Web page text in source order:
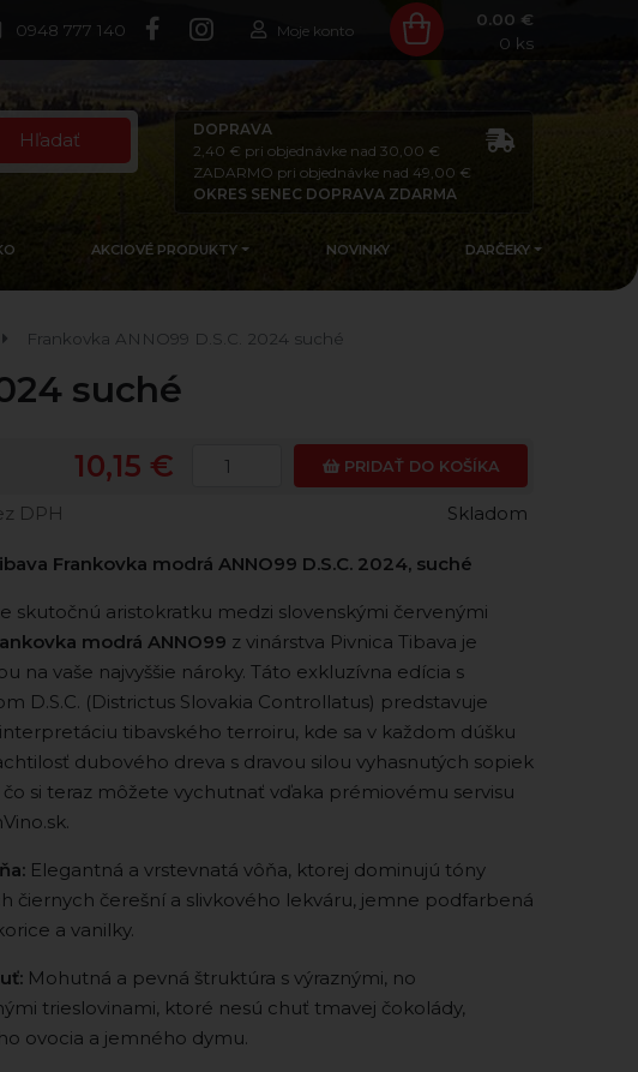
0948 777 140 Moje konto
0.00 €
0 ks
Hľadať
DOPRAVA
2,40 € pri objednávke nad 30,00 €
ZADARMO pri objednávke nad 49,00 €
OKRES SENEC DOPRAVA ZDARMA
AKCIOVÉ PRODUKTY NOVINKY DARČEKY
Frankovka ANNO99 D.S.C. 2024 suché
suché
10,15 €
DPH
PRIDAŤ DO KOŠÍKA
Skladom
Frankovka modrá ANNO99 D.S.C. 2024, suché
skutočnú aristokratku medzi slovenskými červenými
modrá ANNO99 z vinárstva Pivnica Tibava je
na vaše najvyššie nároky. Táto exkluzívna edícia s
D.S.C. (Districtus Slovakia Controllatus) predstavuje
tibavského terroiru, kde sa v každom dúšku
dubového dreva s dravou silou vyhasnutých sopiek
si teraz môžete vychutnať vďaka prémiovému servisu
Elegantná a vrstevnatá vôňa, ktorej dominujú tóny
čiernych čerešní a slivkového lekváru, jemne podfarbená
a vanilky.
Mohutná a pevná štruktúra s výraznými, no
trieslovinami, ktoré nesú chuť tmavej čokolády,
ovocia a jemného dymu.